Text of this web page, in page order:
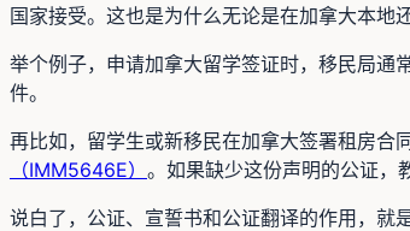
国家接受。这也是为什么无论是在加拿大本地
举个例子，申请加拿大留学签证时，移民局通
件。
再比如，留学生或新移民在加拿大签署租房合
（IMM5646E） 。如果缺少这份声明的公证，
说白了，公证、宣誓书和公证翻译的作用，就